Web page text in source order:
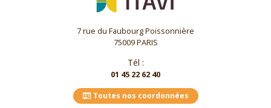
7 rue du Faubourg Poissonnière
75009 PARIS
Tél :
01 45 22 62 40
Toutes nos coordonnées